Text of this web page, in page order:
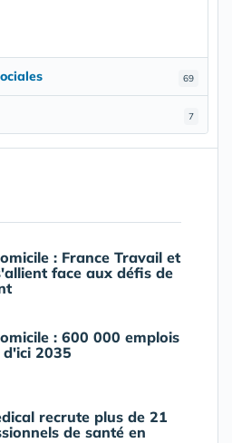
69
7
: France Travail et
face aux défis de
: 600 000 emplois
2035
recrute plus de 21
de santé en